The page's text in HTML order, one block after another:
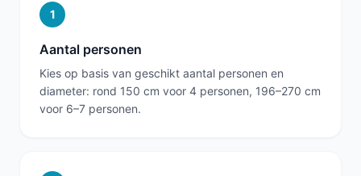
1
Aantal personen
Kies op basis van geschikt aantal personen en
diameter: rond 150 cm voor 4 personen, 196–270 cm
voor 6–7 personen.